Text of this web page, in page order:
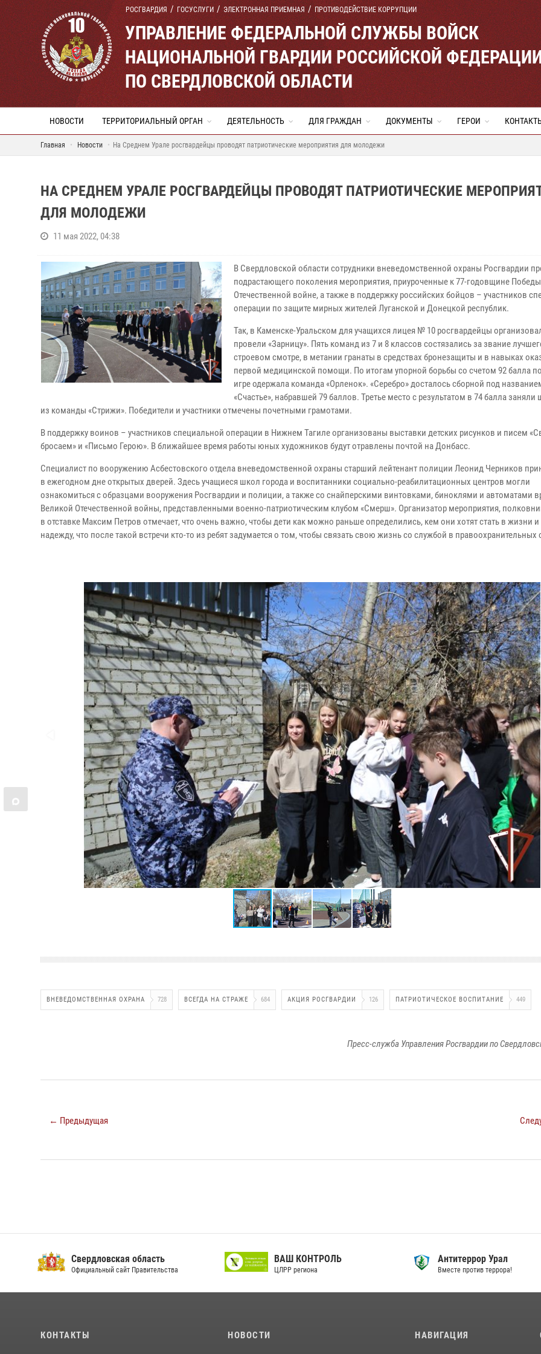
РОСГВАРДИЯ ГОСУСЛУГИ ЭЛЕКТРОННАЯ ПРИЕМНАЯ ПРОТИВОДЕЙСТВИЕ КОРРУПЦИИ
УПРАВЛЕНИЕ ФЕДЕРАЛЬНОЙ СЛУЖБЫ ВОЙСК
НАЦИОНАЛЬНОЙ ГВАРДИИ РОССИЙСКОЙ
ПО СВЕРДЛОВСКОЙ ОБЛАСТИ
НОВОСТИ ТЕРРИТОРИАЛЬНЫЙ ОРГАН ДЕЯТЕЛЬНОСТЬ ДЛЯ ГРАЖДАН ДОКУМЕНТЫ ГЕРОИ
Главная Новости На Среднем Урале росгвардейцы проводят патриотические мероприятия для молодежи
НА СРЕДНЕМ УРАЛЕ РОСГВАРДЕЙЦЫ ПРОВОДЯТ ПАТРИОТИЧЕСКИЕ
ДЛЯ МОЛОДЕЖИ
11 мая 2022, 04:38
В Свердловской области сотрудники вневедомственной охраны Росгвардии
подрастающего поколения мероприятия, приуроченные к 77-годовщине
Отечественной войне, а также в поддержку российских бойцов – участников
операции по защите мирных жителей Луганской и Донецкой республик.
Так, в Каменске-Уральском для учащихся лицея № 10 росгвардейцы
провели «Зарницу». Пять команд из 7 и 8 классов состязались за звание
строевом смотре, в метании гранаты в средствах бронезащиты и в навыках
первой медицинской помощи. По итогам упорной борьбы со счетом 92 балла
игре одержала команда «Орленок». «Серебро» досталось сборной под
«Счастье», набравшей 79 баллов. Третье место с результатом в 74 балла
из команды «Стрижи». Победители и участники отмечены почетными грамотами.
В поддержку воинов – участников специальной операции в Нижнем Тагиле организованы выставки детских рисунков и писем
бросаем» и «Письмо Герою». В ближайшее время работы юных художников будут отравлены почтой на Донбасс.
Специалист по вооружению Асбестовского отдела вневедомственной охраны старший лейтенант полиции Леонид Черников
в ежегодном дне открытых дверей. Здесь учащиеся школ города и воспитанники социально-реабилитационных центров могли
ознакомиться с образцами вооружения Росгвардии и полиции, а также со снайперскими винтовками, биноклями и автоматами
Великой Отечественной войны, представленными военно-патриотическим клубом «Смерш». Организатор мероприятия,
в отставке Максим Петров отмечает, что очень важно, чтобы дети как можно раньше определились, кем они хотят стать в жизни
надежду, что после такой встречи кто-то из ребят задумается о том, чтобы связать свою жизнь со службой в правоохранительных
ВНЕВЕДОМСТВЕННАЯ ОХРАНА 728 ВСЕГДА НА СТРАЖЕ 684 АКЦИЯ РОСГВАРДИИ 126 ПАТРИОТИЧЕСКОЕ ВОСПИТАНИЕ 449
Пресс-служба Управления Росгвардии по
← Предыдущая
Свердловская область
Официальный сайт Правительства
ВАШ КОНТРОЛЬ
ЦЛРР региона
Антитеррор Урал
Вместе против террора!
КОНТАКТЫ НОВОСТИ НАВИГАЦИЯ